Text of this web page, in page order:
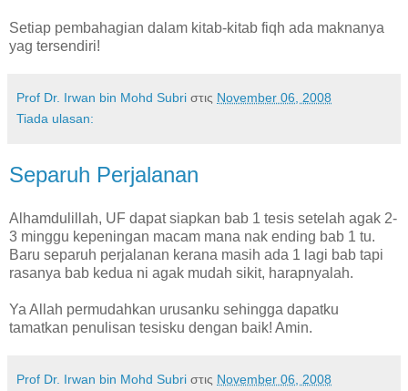
Setiap pembahagian dalam kitab-kitab fiqh ada maknanya
yag tersendiri!
Prof Dr. Irwan bin Mohd Subri στις November 06, 2008
Tiada ulasan:
Separuh Perjalanan
Alhamdulillah, UF dapat siapkan bab 1 tesis setelah agak 2-
3 minggu kepeningan macam mana nak ending bab 1 tu.
Baru separuh perjalanan kerana masih ada 1 lagi bab tapi
rasanya bab kedua ni agak mudah sikit, harapnyalah.
Ya Allah permudahkan urusanku sehingga dapatku
tamatkan penulisan tesisku dengan baik! Amin.
Prof Dr. Irwan bin Mohd Subri στις November 06, 2008